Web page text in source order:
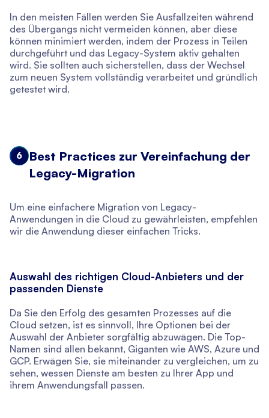
In den meisten Fällen werden Sie Ausfallzeiten während
des Übergangs nicht vermeiden können, aber diese
können minimiert werden, indem der Prozess in Teilen
durchgeführt und das Legacy-System aktiv gehalten
wird. Sie sollten auch sicherstellen, dass der Wechsel
zum neuen System vollständig verarbeitet und gründlich
getestet wird.
6
Best Practices zur Vereinfachung der
Legacy-Migration
Um eine einfachere Migration von Legacy-
Anwendungen in die Cloud zu gewährleisten, empfehlen
wir die Anwendung dieser einfachen Tricks.
Auswahl des richtigen Cloud-Anbieters und der
passenden Dienste
Da Sie den Erfolg des gesamten Prozesses auf die
Cloud setzen, ist es sinnvoll, Ihre Optionen bei der
Auswahl der Anbieter sorgfältig abzuwägen. Die Top-
Namen sind allen bekannt, Giganten wie AWS, Azure und
GCP. Erwägen Sie, sie miteinander zu vergleichen, um zu
sehen, wessen Dienste am besten zu Ihrer App und
ihrem Anwendungsfall passen.